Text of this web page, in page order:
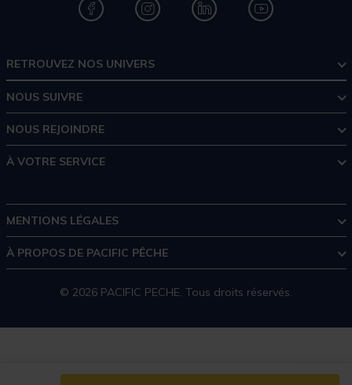
RETROUVEZ NOS UNIVERS
NOUS SUIVRE
NOUS REJOINDRE
À VOTRE SERVICE
MENTIONS LÉGALES
À PROPOS DE PACIFIC PÊCHE
© 2026 PACIFIC PECHE. Tous droits réservés.